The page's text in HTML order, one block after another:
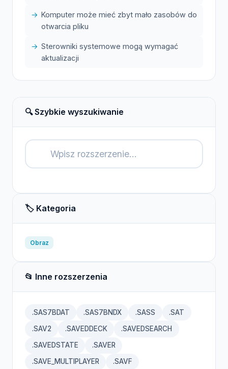
Komputer może mieć zbyt mało zasobów do
otwarcia pliku
Sterowniki systemowe mogą wymagać
aktualizacji
🔍 Szybkie wyszukiwanie
🏷️ Kategoria
Obraz
📂 Inne rozszerzenia
.SAS7BDAT .SAS7BNDX .SASS .SAT
.SAV2 .SAVEDDECK .SAVEDSEARCH
.SAVEDSTATE .SAVER
.SAVE_MULTIPLAYER .SAVF